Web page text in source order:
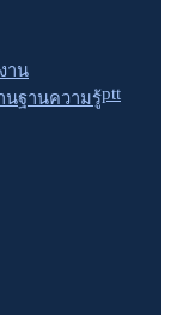
าน
นฐานความรู้ptt